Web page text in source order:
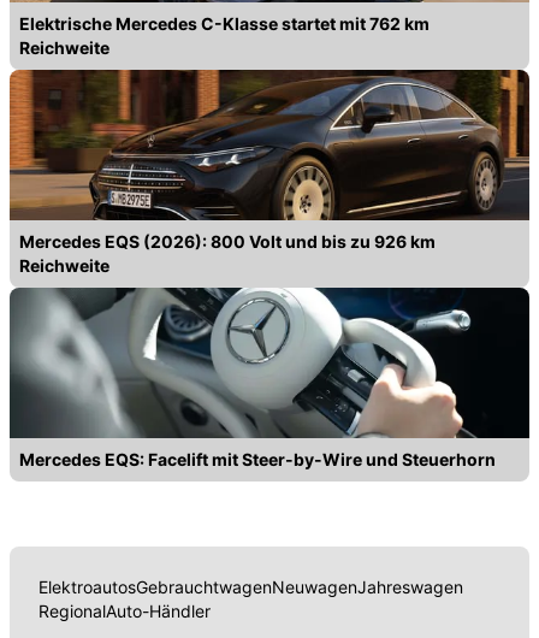
Elektrische Mercedes C-Klasse startet mit 762 km
Reichweite
Mercedes EQS (2026): 800 Volt und bis zu 926 km
Reichweite
Mercedes EQS: Facelift mit Steer-by-Wire und Steuerhorn
ElektroautosGebrauchtwagenNeuwagenJahreswagen
RegionalAuto-Händler